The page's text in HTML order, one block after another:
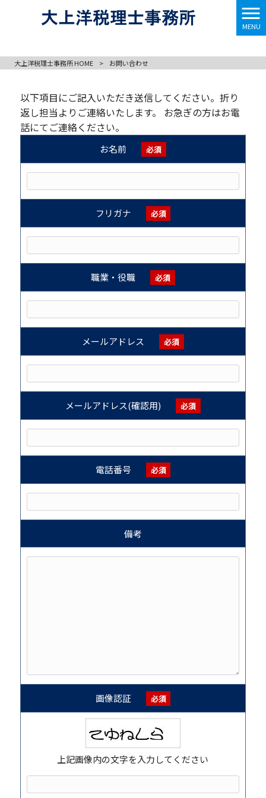
MENU
お問い合わせ
大上洋税理士事務所 HOME > お問い合わせ
以下項目にご記入いただき送信してください。折り
返し担当よりご連絡いたします。 お急ぎの方はお電
話にてご連絡ください。
お名前 必須
フリガナ 必須
職業・役職 必須
メールアドレス 必須
メールアドレス(確認用) 必須
電話番号 必須
備考
画像認証 必須
上記画像内の文字を入力してください